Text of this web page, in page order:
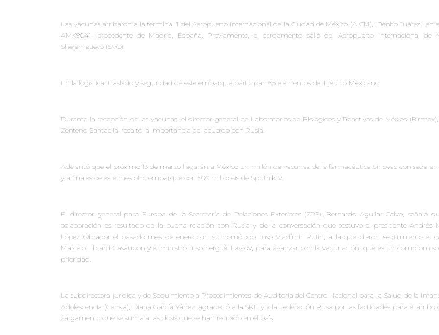
Las vacunas arribaron a la terminal 1 del Aeropuerto Internacional de la Ciudad de México (AICM), “Benito Juárez”, en
AMX9041, procedente de Madrid, España. Previamente, el cargamento salió del Aeropuerto Internacional de
Sheremétievo (SVO).
En la logística, traslado y seguridad de este embarque participan 65 elementos del Ejército Mexicano.
Durante la recepción de las vacunas, el director general de Laboratorios de Biológicos y Reactivos de México
Zenteno Santaella, resaltó la importancia del acuerdo con Rusia.
Adelantó que el próximo 13 de marzo llegarán a México un millón de vacunas de la farmacéutica Sinovac con sede en
y a finales de este mes otro embarque con 500 mil dosis de Sputnik V.
El director general para Europa de la Secretaría de Relaciones Exteriores (SRE), Bernardo Aguilar Calvo, señaló
colaboración es resultado de la buena relación con Rusia y de la conversación que sostuvo el presidente Andrés
López Obrador el pasado mes de enero con su homólogo ruso Vladímir Putin, a la que dieron seguimiento el
Marcelo Ebrard Casaubon y el ministro ruso Serguéi Lavrov, para avanzar con la vacunación, que es un
prioridad.
La subdirectora jurídica y de Seguimiento a Procedimientos de Auditoría del Centro Nacional para la Salud de la
Adolescencia (Censia), Diana García Yáñez, agradeció a la SRE y a la Federación Rusa por las facilidades para el arribo
cargamento que se suma a las dosis que se han recibido en el país.